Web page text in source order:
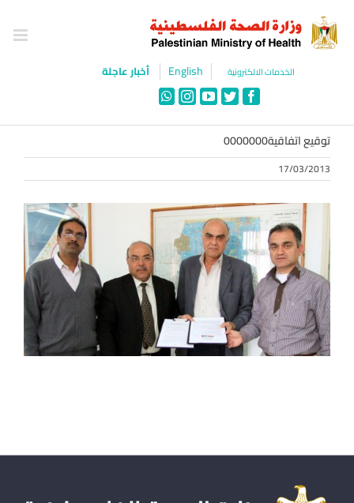
content
الخدمات الالكترونية English أخبار عاجلة
Facebook
Twitter
YouTube
Instagram
WhatsApp
توقيع اتفاقية0000000
17/03/2013